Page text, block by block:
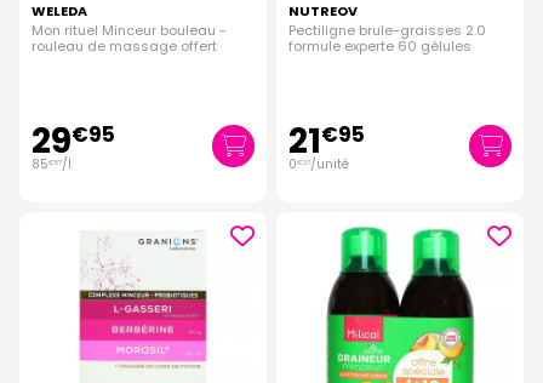
WELEDA
Mon rituel Minceur bouleau -
rouleau de massage offert
29€95
85€57/l.
NUTREOV
Pectiligne brule-graisses 2.0
formule experte 60 gélules
21€95
0€37/unité